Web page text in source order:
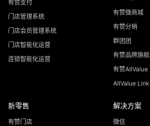
有赞支付
门店管理系统
门店会员管理系统
门店智能化运营
连锁智能化运营
有赞微商城
有赞分销
群团团
有赞品牌旗舰
有赞AllValue
AllValue Link
新零售
有赞门店
解决方案
微信